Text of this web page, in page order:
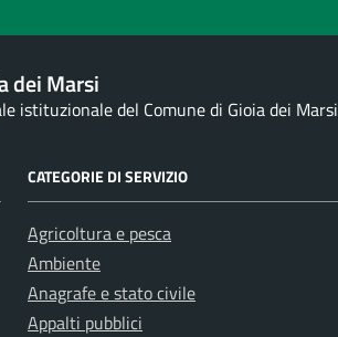
dei Marsi
istituzionale del Comune di Gioia dei Marsi
CATEGORIE DI SERVIZIO
Agricoltura e pesca
Ambiente
Anagrafe e stato civile
Appalti pubblici